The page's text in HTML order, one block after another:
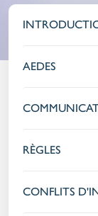
AEDES
RÈGLES
CONFLITS